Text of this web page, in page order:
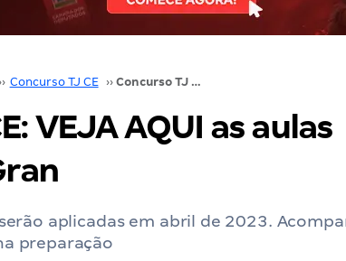
›› Concurso TJ CE ›› Concurso TJ CE: VEJA AQUI as aulas gratuitas do Gran
VEJA AQUI as aulas
aplicadas em abril de 2023.
preparação